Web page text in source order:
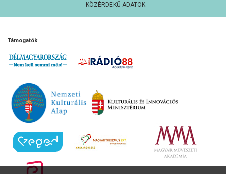
KÖZÉRDEKŰ ADATOK
Támogatók